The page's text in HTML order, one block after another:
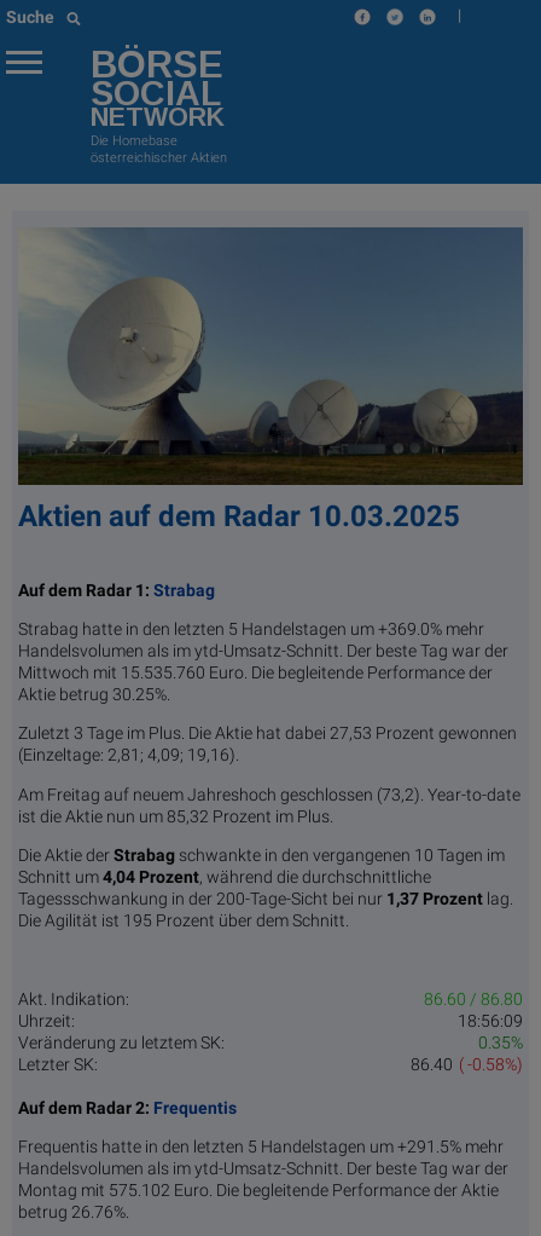
Suche |
BÖRSE
SOCIAL
NETWORK
Die Homebase
österreichischer Aktien
Aktien auf dem Radar 10.03.2025
Auf dem Radar 1: Strabag
Strabag hatte in den letzten 5 Handelstagen um +369.0% mehr
Handelsvolumen als im ytd-Umsatz-Schnitt. Der beste Tag war der
Mittwoch mit 15.535.760 Euro. Die begleitende Performance der
Aktie betrug 30.25%.
Zuletzt 3 Tage im Plus. Die Aktie hat dabei 27,53 Prozent gewonnen
(Einzeltage: 2,81; 4,09; 19,16).
Am Freitag auf neuem Jahreshoch geschlossen (73,2). Year-to-date
ist die Aktie nun um 85,32 Prozent im Plus.
Die Aktie derStrabag schwankte in den vergangenen 10 Tagen im
Schnitt um4,04 Pro­zent, während die durchschnittliche
Tagessschwankung in der 200-Tage-Sicht bei nur 1,37 Prozent lag.
Die Agilität ist 195 Prozent über dem Schnitt.
Akt. Indikation:
86.60 / 86.80
Uhrzeit:
18:56:09
Veränderung zu letztem SK:
0.35%
Letzter SK:
( -0.58%)
86.40
Auf dem Radar 2: Frequentis
Frequentis hatte in den letzten 5 Handelstagen um +291.5% mehr
Handelsvolumen als im ytd-Umsatz-Schnitt. Der beste Tag war der
Montag mit 575.102 Euro. Die begleitende Performance der Aktie
betrug 26.76%.